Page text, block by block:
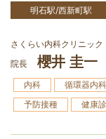
明石駅/西新町駅
さくらい内科クリニック
院長
櫻井 圭一
内科 循環器内科
予防接種
健康